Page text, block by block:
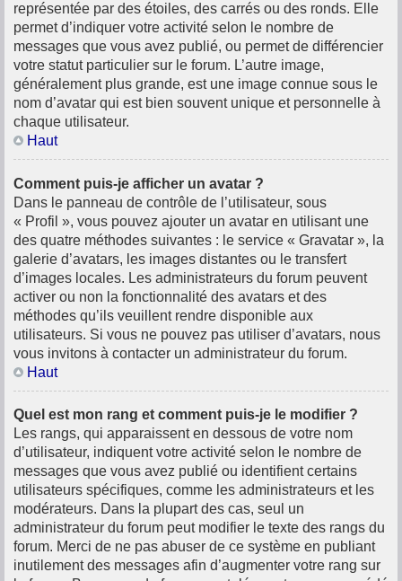
représentée par des étoiles, des carrés ou des ronds. Elle
permet d’indiquer votre activité selon le nombre de
messages que vous avez publié, ou permet de différencier
votre statut particulier sur le forum. L’autre image,
généralement plus grande, est une image connue sous le
nom d’avatar qui est bien souvent unique et personnelle à
chaque utilisateur.
Haut
Comment puis-je afficher un avatar ?
Dans le panneau de contrôle de l’utilisateur, sous
« Profil », vous pouvez ajouter un avatar en utilisant une
des quatre méthodes suivantes : le service « Gravatar », la
galerie d’avatars, les images distantes ou le transfert
d’images locales. Les administrateurs du forum peuvent
activer ou non la fonctionnalité des avatars et des
méthodes qu’ils veuillent rendre disponible aux
utilisateurs. Si vous ne pouvez pas utiliser d’avatars, nous
vous invitons à contacter un administrateur du forum.
Haut
Quel est mon rang et comment puis-je le modifier ?
Les rangs, qui apparaissent en dessous de votre nom
d’utilisateur, indiquent votre activité selon le nombre de
messages que vous avez publié ou identifient certains
utilisateurs spécifiques, comme les administrateurs et les
modérateurs. Dans la plupart des cas, seul un
administrateur du forum peut modifier le texte des rangs du
forum. Merci de ne pas abuser de ce système en publiant
inutilement des messages afin d’augmenter votre rang sur